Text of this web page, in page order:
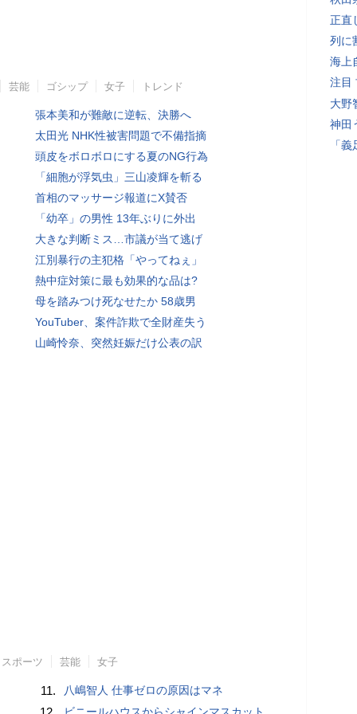
芸能 ゴシップ 女子 トレンド
張本美和が難敵に逆転、決勝へ
太田光 NHK性被害問題で不備指摘
頭皮をボロボロにする夏のNG行為
「細胞が浮気虫」三山凌輝を斬る
首相のマッサージ報道にX賛否
「幼卒」の男性 13年ぶりに外出
大きな判断ミス…市議が当て逃げ
江別暴行の主犯格「やってねぇ」
熱中症対策に最も効果的な品は?
母を踏みつけ死なせたか 58歳男
YouTuber、案件詐欺で全財産失う
山崎怜奈、突然妊娠だけ公表の訳
スポーツ 芸能 女子
11. 八嶋智人 仕事ゼロの原因はマネ
正直
列に
海上
注目
大野
神田
「